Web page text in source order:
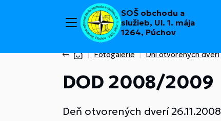
SOŠ obchodu a
služieb, Ul. 1. mája
1264, Púchov
Fotogalérie Dni otvorených dverí
DOD 2008/2009
Deň otvorených dverí 26.11.2008